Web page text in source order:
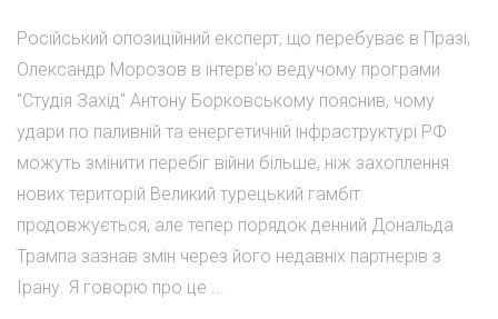
Російський опозиційний експерт, що перебуває в Празі,
Олександр Морозов в інтерв'ю ведучому програми
"Студія Захід" Антону Борковському пояснив, чому
удари по паливній та енергетичній інфраструктурі РФ
можуть змінити перебіг війни більше, ніж захоплення
нових територій Великий турецький гамбіт
продовжується, але тепер порядок денний Дональда
Трампа зазнав змін через його недавніх партнерів з
Ірану. Я говорю про це ...